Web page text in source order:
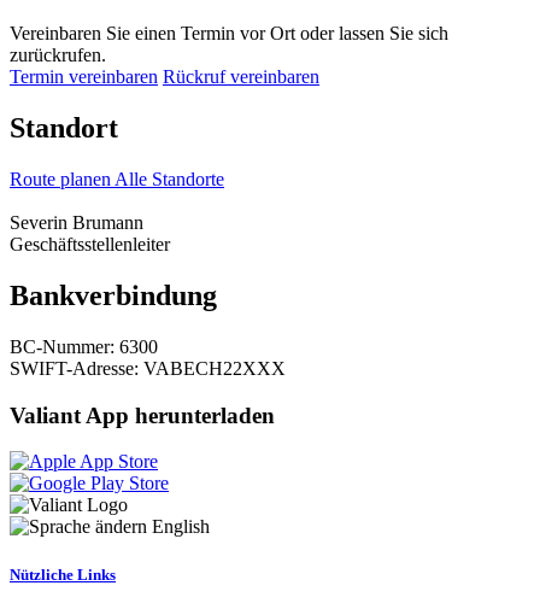
Vereinbaren Sie einen Termin vor Ort oder lassen Sie sich
zurückrufen.
Termin vereinbaren Rückruf vereinbaren
Standort
Route planen Alle Standorte
Severin Brumann
Geschäftsstellenleiter
Bankverbindung
BC-Nummer: 6300
SWIFT-Adresse: VABECH22XXX
Valiant App herunterladen
English
Nützliche Links